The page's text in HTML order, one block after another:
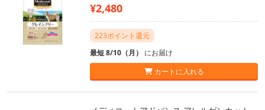
¥2,480
223ポイント還元
最短 8/10（月） にお届け
カートに入れる